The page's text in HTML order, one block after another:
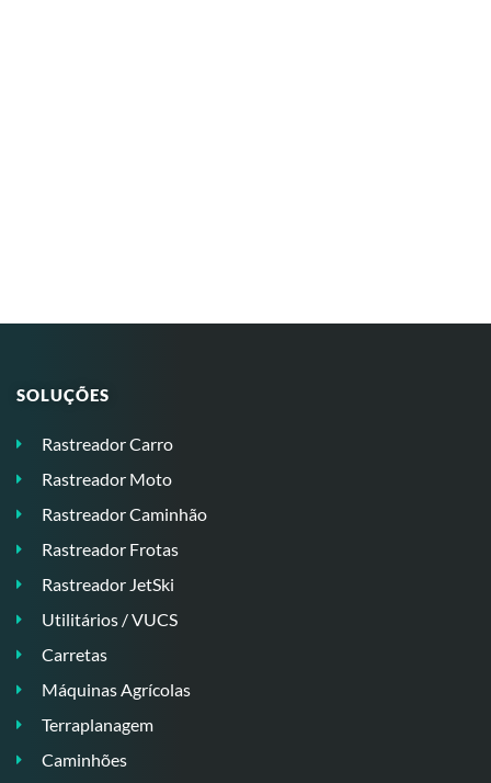
SOLUÇÕES
Rastreador Carro
Rastreador Moto
Rastreador Caminhão
Rastreador Frotas
Rastreador JetSki
Utilitários / VUCS
Carretas
Máquinas Agrícolas
Terraplanagem
Caminhões